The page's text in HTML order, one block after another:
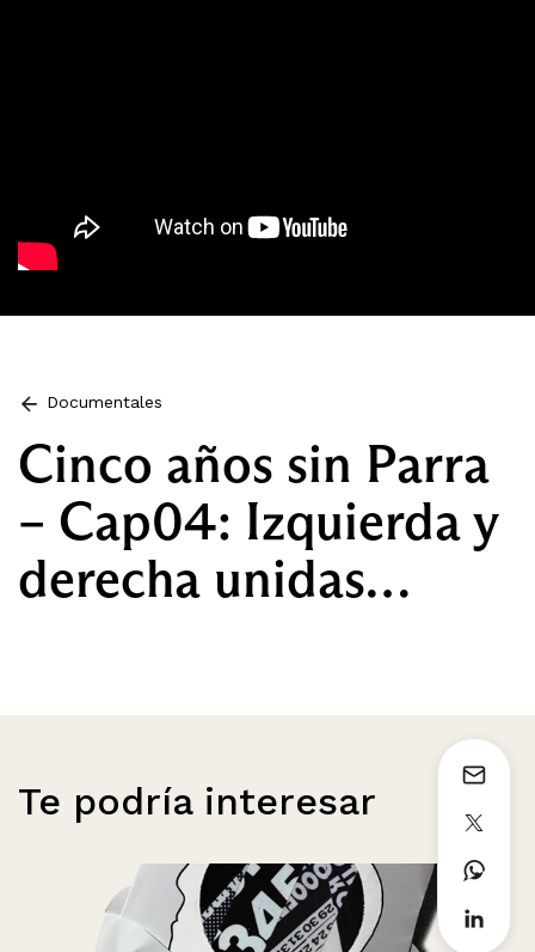
Documentales
Cinco años sin Parra
– Cap04: Izquierda y
derecha unidas…
Te podría interesar